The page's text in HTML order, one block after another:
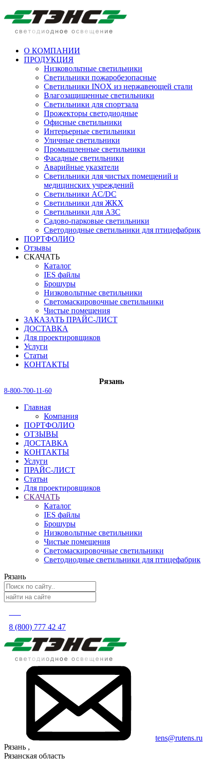
О КОМПАНИИ
ПРОДУКЦИЯ
Низковольтные светильники
Cветильники пожаробезопасные
Светильники INOX из нержавеющей стали
Влагозащищенные светильники
Светильники для спортзала
Прожекторы светодиодные
Офисные светильники
Интерьерные светильники
Уличные светильники
Промышленные светильники
Фасадные светильники
Аварийные указатели
Светильники для чистых помещений и
медицинских учреждений
Светильники AC/DC
Светильники для ЖКХ
Светильники для АЗС
Садово-парковые светильники
Светодиодные светильники для птицефабрик
ПОРТФОЛИО
Отзывы
СКАЧАТЬ
Каталог
IES файлы
Брошуры
Низковольтные светильники
Светомаскировочные светильники
Чистые помещения
ЗАКАЗАТЬ ПРАЙС-ЛИСТ
ДОСТАВКА
Для проектировщиков
Услуги
Статьи
КОНТАКТЫ
Рязань
8-800-700-11-60
Главная
Компания
ПОРТФОЛИО
ОТЗЫВЫ
ДОСТАВКА
КОНТАКТЫ
Услуги
ПРАЙС-ЛИСТ
Статьи
Для проектировщиков
СКАЧАТЬ
Каталог
IES файлы
Брошуры
Низковольтные светильники
Чистые помещения
Светомаскировочные светильники
Светодиодные светильники для птицефабрик
Рязань
8 (800) 777 42 47
tens@rutens.ru
Рязань ,
Рязанская область